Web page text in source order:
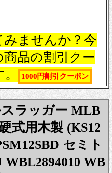
ませんか？今
品の割引クー
1000円割引クーポン
ラッガー MLB
式用木製 (KS12
セミト
WB